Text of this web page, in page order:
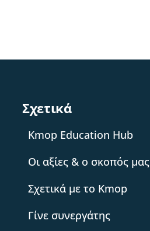
Σχετικά
Kmop Education Hub
Οι αξίες & ο σκοπός μας
Σχετικά με το Kmop
Γίνε συνεργάτης